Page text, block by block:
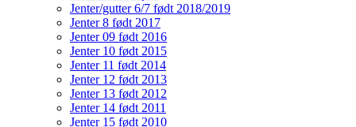
Jenter/gutter 6/7 født 2018/2019
Jenter 8 født 2017
Jenter 09 født 2016
Jenter 10 født 2015
Jenter 11 født 2014
Jenter 12 født 2013
Jenter 13 født 2012
Jenter 14 født 2011
Jenter 15 født 2010